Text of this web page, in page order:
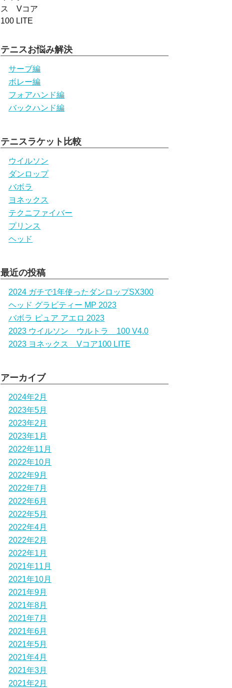
テニスお悩み解決
サーブ編
ボレー編
フォアハンド編
バックハンド編
テニスラケット比較
ウイルソン
ダンロップ
バボラ
ヨネックス
テクニファイバー
プリンス
ヘッド
最近の投稿
2024 ガチで1年使ったダンロップSX300
ヘッド グラビティー MP 2023
バボラ ピュア アエロ 2023
2023 ウイルソン ウルトラ 100 V4.0
2023 ヨネックス Vコア100 LITE
アーカイブ
2024年2月
2023年5月
2023年2月
2023年1月
2022年11月
2022年10月
2022年9月
2022年7月
2022年6月
2022年5月
2022年4月
2022年2月
2022年1月
2021年11月
2021年10月
2021年9月
2021年8月
2021年7月
2021年6月
2021年5月
2021年4月
2021年3月
2021年2月